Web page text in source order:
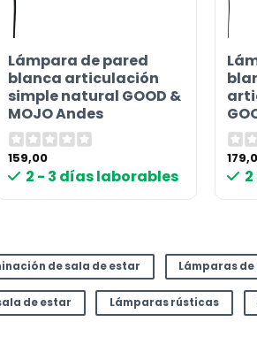
Lámpara de pared
blanca articulación
simple natural GOOD &
MOJO Andes
159,00
2 - 3 días laborables
de sala de estar Lámparas
de estar Lámparas rústicas